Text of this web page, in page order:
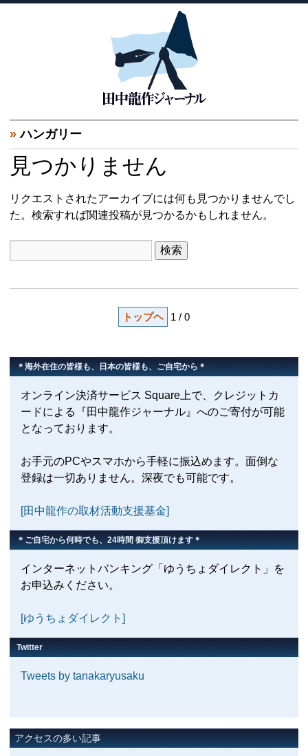
» ハンガリー
見つかりません
リクエストされたアーカイブには何も見つかりませんでし
た。検索すれば関連投稿が見つかるかもしれません。
トップヘ 1 / 0
＊海外在住の皆様も、日本の皆様も、ご自宅から＊
オンライン決済サービス Square上で、クレジットカ
ードによる『田中龍作ジャーナル』へのご寄付が可能
となっております。
お手元のPCやスマホから手軽に振込めます。面倒な
登録は一切ありません。深夜でも可能です。
[田中龍作の取材活動支援基金]
＊ご自宅から何時でも、24時間 御支援頂けます＊
インターネットバンキング「ゆうちょダイレクト」を
お申込みください。
[ゆうちょダイレクト]
Twitter
Tweets by tanakaryusaku
アクセスの多い記事